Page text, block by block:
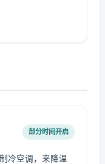
部分时间开启
冷空调，来降温